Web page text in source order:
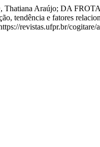
Araújo; DA
tendência e fatores
revistas.ufpr.br/